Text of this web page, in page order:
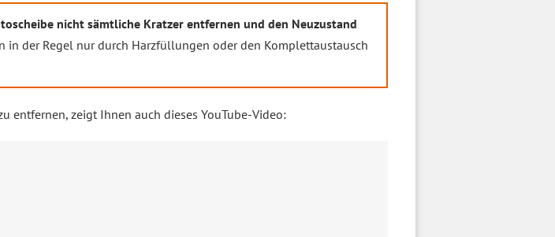
nicht sämtliche Kratzer entfernen und den Neuzustand
in der Regel nur durch Harzfüllungen oder den Komplettaustausch
entfernen, zeigt Ihnen auch dieses YouTube-Video: